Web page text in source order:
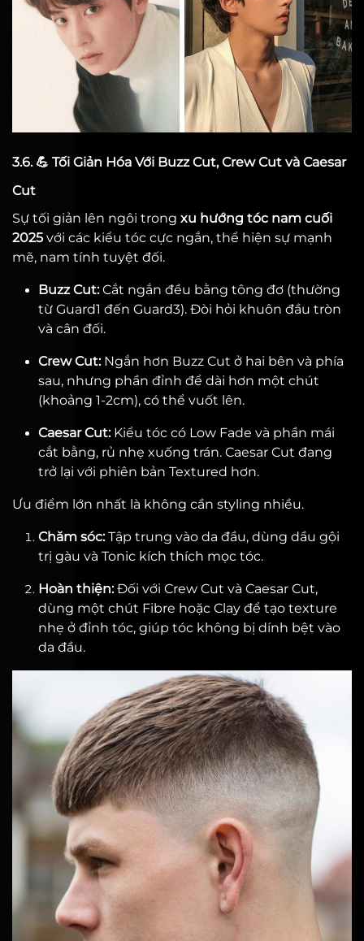
3.6. 💪 Tối Giản Hóa Với Buzz Cut, Crew Cut và Caesar
Cut
Sự tối giản lên ngôi trong xu hướng tóc nam cuối
2025 với các kiểu tóc cực ngắn, thể hiện sự mạnh
mẽ, nam tính tuyệt đối.
Buzz Cut:Cắt ngắn đều bằng tông đơ (thường
từ Guard1 đến Guard3). Đòi hỏi khuôn đầu tròn
và cân đối.
Crew Cut:Ngắn hơn Buzz Cut ở hai bên và phía
sau, nhưng phần đỉnh để dài hơn một chút
(khoảng 1-2cm), có thể vuốt lên.
Caesar Cut:Kiểu tóc có Low Fade và phần mái
cắt bằng, rủ nhẹ xuống trán. Caesar Cut đang
trở lại với phiên bản Textured hơn.
Ưu điểm lớn nhất là không cần styling nhiều.
Chăm sóc:Tập trung vào da đầu, dùng dầu gội
trị gàu và Tonic kích thích mọc tóc.
Hoàn thiện:Đối với Crew Cut và Caesar Cut,
dùng một chút Fibre hoặc Clay để tạo texture
nhẹ ở đỉnh tóc, giúp tóc không bị dính bệt vào
da đầu.